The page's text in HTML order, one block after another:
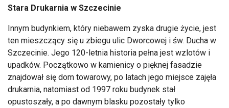
Stara Drukarnia w Szczecinie
Innym budynkiem, który niebawem zyska drugie życie, jest
ten mieszczący się u zbiegu ulic Dworcowej i św. Ducha w
Szczecinie. Jego 120-letnia historia pełna jest wzlotów i
upadków. Początkowo w kamienicy o pięknej fasadzie
znajdował się dom towarowy, po latach jego miejsce zajęła
drukarnia, natomiast od 1997 roku budynek stał
opustoszały, a po dawnym blasku pozostały tylko